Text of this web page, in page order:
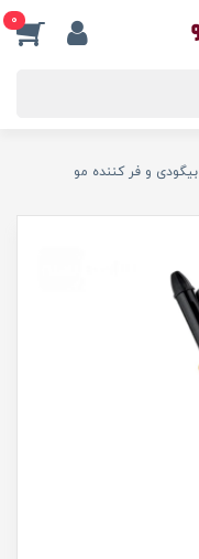
0
بیگودی و فر کننده مو